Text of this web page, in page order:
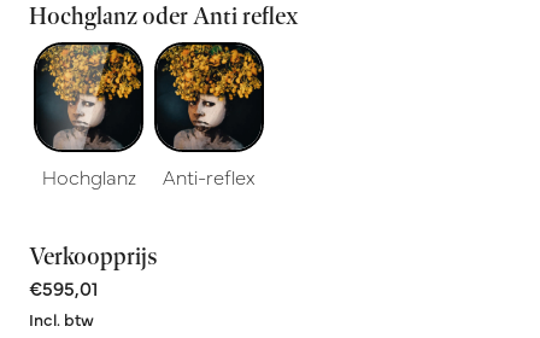
Hochglanz oder Anti reflex
Hochglanz Anti-reflex
Verkoopprijs
€595,01
Incl. btw